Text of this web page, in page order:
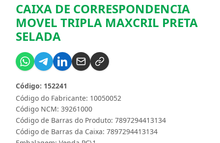
CAIXA DE CORRESPONDENCIA
MOVEL TRIPLA MAXCRIL PRETA
SELADA
Código do Fabricante: 10050052
Código: 152241
Código NCM: 39261000
Código de Barras do Produto: 7897294413134
Código de Barras da Caixa: 7897294413134